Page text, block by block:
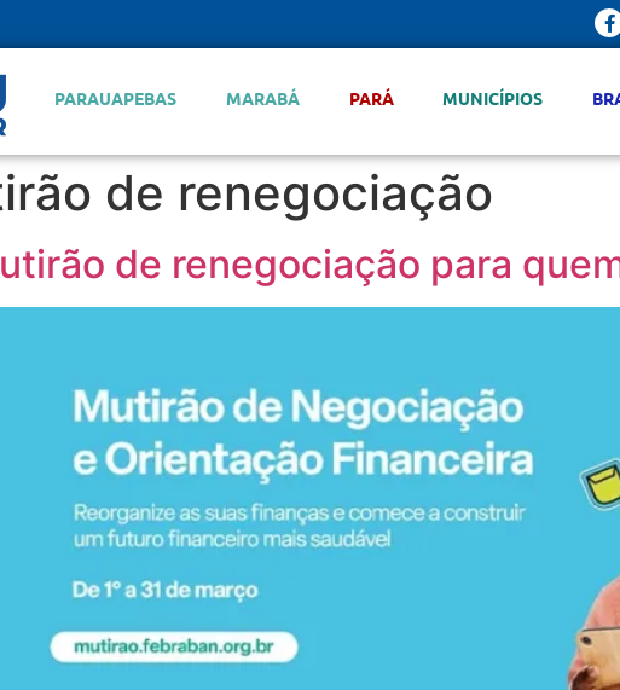
PARAUAPEBAS MARABÁ PARÁ MUNICÍPIOS
de renegociação
de renegociação para